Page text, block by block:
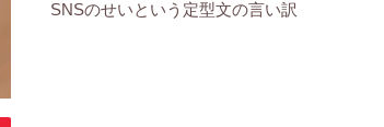
SNSのせいという定型文の言い訳